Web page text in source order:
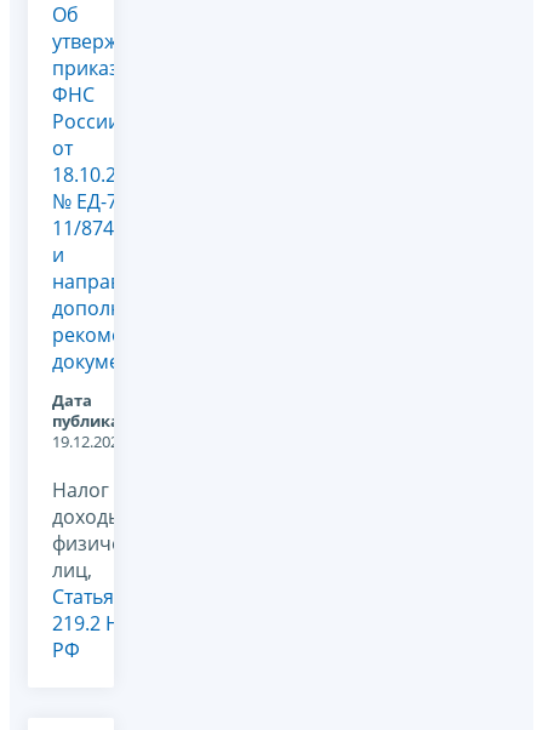
Об
утверждении
приказа
ФНС
России
от
18.10.2024
№ ЕД-7-
11/874@
и
направлении
дополнительных
рекомендуемых
документов
Дата
публикации:
19.12.2024
Налог на
доходы
физических
лиц,
Статья
219.2 НК
РФ